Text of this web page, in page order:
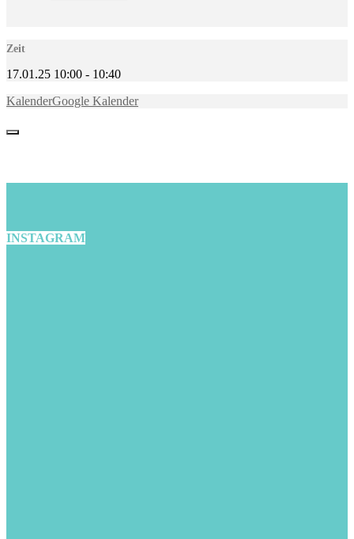
Zeit
17.01.25 10:00 - 10:40
KalenderGoogle Kalender
INSTAGRAM